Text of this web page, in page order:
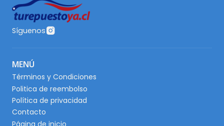
Síguenos
MENÚ
Términos y Condiciones
Politica de reembolso
Política de privacidad
Contacto
Página de inicio